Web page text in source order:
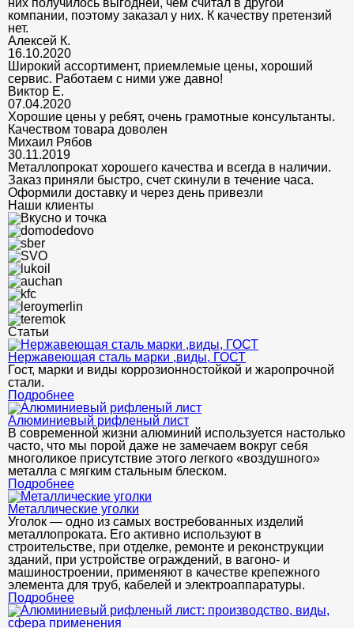
них получилось выгодней, чем считал в другой
компании, поэтому заказал у них. К качеству претензий
нет.
Алексей К.
16.10.2020
Широкий ассортимент, приемлемые цены, хороший
сервис. Работаем с ними уже давно!
Виктор Е.
07.04.2020
Хорошие цены у ребят, очень грамотные консультанты.
Качеством товара доволен
Михаил Рябов
30.11.2019
Металлопрокат хорошего качества и всегда в наличии.
Заказ приняли быстро, счет скинули в течение часа.
Оформили доставку и через день привезли
Наши клиенты
Статьи
Нержавеющая сталь марки ,виды, ГОСТ
Гост, марки и виды коррозионностойкой и жаропрочной
стали.
Подробнее
Алюминиевый рифленый лист
В современной жизни алюминий используется настолько
часто, что мы порой даже не замечаем вокруг себя
многоликое присутствие этого легкого «воздушного»
металла с мягким стальным блеском.
Подробнее
Металлические уголки
Уголок — одно из самых востребованных изделий
металлопроката. Его активно используют в
строительстве, при отделке, ремонте и реконструкции
зданий, при устройстве ограждений, в вагоно- и
машиностроении, применяют в качестве крепежного
элемента для труб, кабелей и электроаппаратуры.
Подробнее